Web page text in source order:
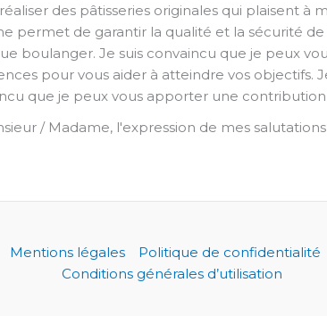
des pâtisseries originales qui plaisent à
permet de garantir la qualité et la sécurité
boulanger. Je suis convaincu que je peux
pour vous aider à atteindre vos objectifs.
que je peux vous apporter une
/ Madame, l'expression de mes
Mentions légales
Politique de confidentialité
Conditions générales d’utilisation